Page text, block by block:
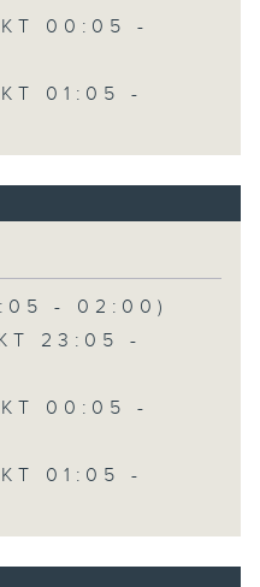
00:05 -
01:05 -
- 02:00)
23:05 -
00:05 -
01:05 -